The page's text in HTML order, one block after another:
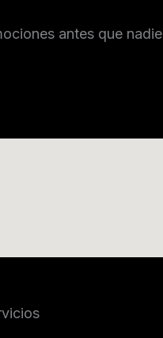
antes que nadie